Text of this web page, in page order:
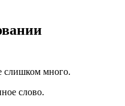
слишком много.
слово.